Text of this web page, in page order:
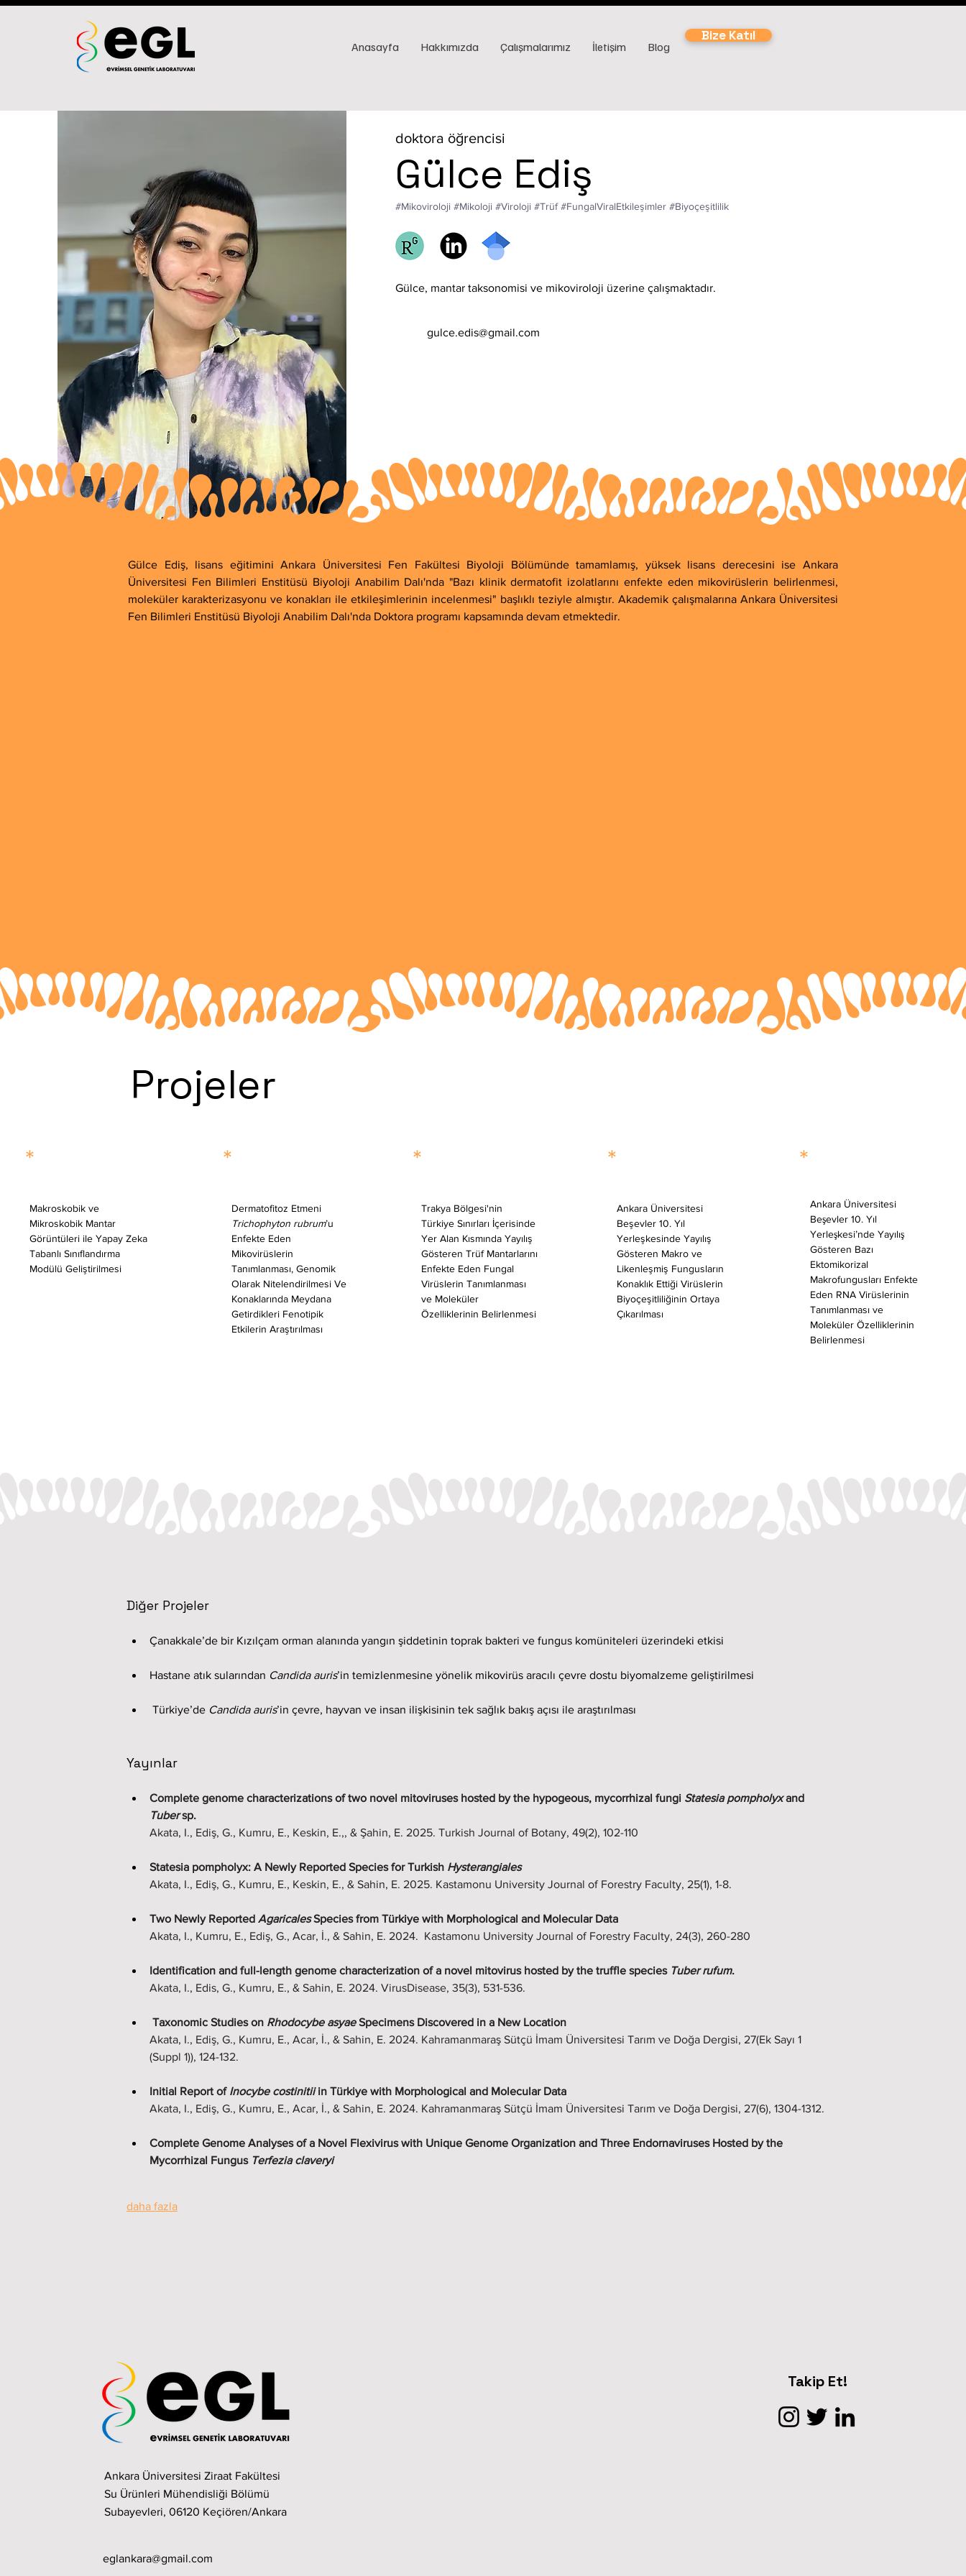
Anasayfa Hakkımızda Çalışmalarımız İletişim Blog
Bize Katıl
doktora öğrencisi
Gülce Ediş
#Mikoviroloji #Mikoloji #Viroloji #Trüf #FungalViralEtkileşimler #Biyoçeşitlilik
Gülce, mantar taksonomisi ve mikoviroloji üzerine çalışmaktadır.
gulce.edis@gmail.com
Gülce Ediş, lisans eğitimini Ankara Üniversitesi Fen Fakültesi Biyoloji Bölümünde tamamlamış, yüksek lisans derecesini ise Ankara
Üniversitesi Fen Bilimleri Enstitüsü Biyoloji Anabilim Dalı'nda "Bazı klinik dermatofit izolatlarını enfekte eden mikovirüslerin belirlenmesi,
moleküler karakterizasyonu ve konakları ile etkileşimlerinin incelenmesi" başlıklı teziyle almıştır. Akademik çalışmalarına Ankara Üniversitesi
Fen Bilimleri Enstitüsü Biyoloji Anabilim Dalı'nda Doktora programı kapsamında devam etmektedir.
Projeler
*
Makroskobik ve
Mikroskobik Mantar
Görüntüleri ile Yapay Zeka
Tabanlı Sınıflandırma
Modülü Geliştirilmesi
*
Dermatofitoz Etmeni
Trichophyton rubrum’u
Enfekte Eden
Mikovirüslerin
Tanımlanması, Genomik
Olarak Nitelendirilmesi Ve
Konaklarında Meydana
Getirdikleri Fenotipik
Etkilerin Araştırılması
*
Trakya Bölgesi'nin
Türkiye Sınırları İçerisinde
Yer Alan Kısmında Yayılış
Gösteren Trüf Mantarlarını
Enfekte Eden Fungal
Virüslerin Tanımlanması
ve Moleküler
Özelliklerinin Belirlenmesi
*
Ankara Üniversitesi
Beşevler 10. Yıl
Yerleşkesinde Yayılış
Gösteren Makro ve
Likenleşmiş Fungusların
Konaklık Ettiği Virüslerin
Biyoçeşitliliğinin Ortaya
Çıkarılması
*
Ankara Üniversitesi
Beşevler 10. Yıl
Yerleşkesi’nde Yayılış
Gösteren Bazı
Ektomikorizal
Makrofungusları Enfekte
Eden RNA Virüslerinin
Tanımlanması ve
Moleküler Özelliklerinin
Belirlenmesi
Diğer Projeler
Çanakkale’de bir Kızılçam orman alanında yangın şiddetinin toprak bakteri ve fungus komüniteleri üzerindeki etkisi
Hastane atık sularından Candida auris’in temizlenmesine yönelik mikovirüs aracılı çevre dostu biyomalzeme geliştirilmesi
Türkiye’de Candida auris’in çevre, hayvan ve insan ilişkisinin tek sağlık bakış açısı ile araştırılması
Yayınlar
Complete genome characterizations of two novel mitoviruses hosted by the hypogeous, mycorrhizal fungi Statesia pompholyx and
Tuber sp.
Akata, I., Ediş, G., Kumru, E., Keskin, E.,, & Şahin, E. 2025. Turkish Journal of Botany, 49(2), 102-110
Statesia pompholyx: A Newly Reported Species for Turkish Hysterangiales
Akata, I., Ediş, G., Kumru, E., Keskin, E., & Sahin, E. 2025. Kastamonu University Journal of Forestry Faculty, 25(1), 1-8.
Two Newly Reported Agaricales Species from Türkiye with Morphological and Molecular Data
Akata, I., Kumru, E., Ediş, G., Acar, İ., & Sahin, E. 2024.  Kastamonu University Journal of Forestry Faculty, 24(3), 260-280
Identification and full-length genome characterization of a novel mitovirus hosted by the truffle species Tuber rufum.
Akata, I., Edis, G., Kumru, E., & Sahin, E. 2024. VirusDisease, 35(3), 531-536.
Taxonomic Studies on Rhodocybe asyae Specimens Discovered in a New Location
Akata, I., Ediş, G., Kumru, E., Acar, İ., & Sahin, E. 2024. Kahramanmaraş Sütçü İmam Üniversitesi Tarım ve Doğa Dergisi, 27(Ek Sayı 1
(Suppl 1)), 124-132.
Initial Report of Inocybe costinitii in Türkiye with Morphological and Molecular Data
Akata, I., Ediş, G., Kumru, E., Acar, İ., & Sahin, E. 2024. Kahramanmaraş Sütçü İmam Üniversitesi Tarım ve Doğa Dergisi, 27(6), 1304-1312.
Complete Genome Analyses of a Novel Flexivirus with Unique Genome Organization and Three Endornaviruses Hosted by the
Mycorrhizal Fungus Terfezia claveryi
daha fazla
Ankara Üniversitesi Ziraat Fakültesi
Su Ürünleri Mühendisliği Bölümü
Subayevleri, 06120 Keçiören/Ankara
eglankara@gmail.com
Takip Et!